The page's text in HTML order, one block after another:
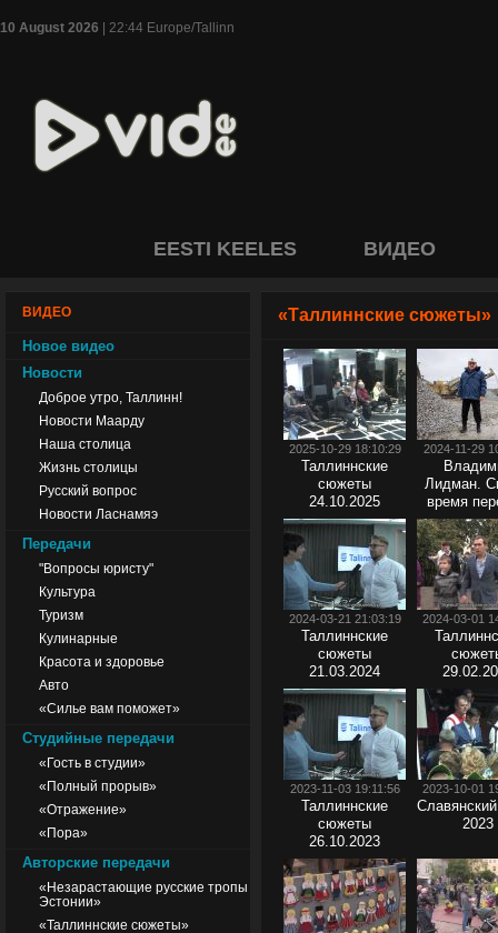
10 August 2026 | 22:44 Europe/Tallinn
EESTI KEELES ВИДЕО
ВИДЕО
Новое видео
Новости
Доброе утро, Таллинн!
Новости Маарду
Наша столица
Жизнь столицы
Русский вопрос
Новости Ласнамяэ
Передачи
"Вопросы юристу"
Культура
Туризм
Кулинарные
Красота и здоровье
Авто
«Силье вам поможет»
Студийные передачи
«Гость в студии»
«Полный прорыв»
«Отражение»
«Пора»
Авторские передачи
«Незарастающие русские тропы
Эстонии»
«Таллиннские сюжеты»
«Таллиннские сюжеты»
2025-10-29 18:10:29
Таллиннские
сюжеты
24.10.2025
2024-11-29
Лидман.
время
2024-03-21 21:03:19
Таллиннские
сюжеты
21.03.2024
2024-03-01
2023-11-03 19:11:56
Таллиннские
сюжеты
26.10.2023
2023-10-01
2023